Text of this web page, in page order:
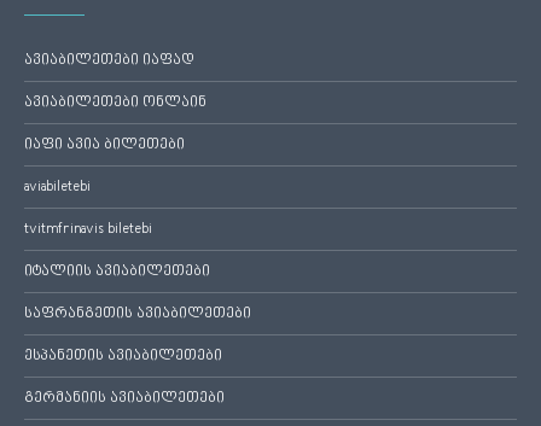
ავიაბილეთები იაფად
ავიაბილეთები ონლაინ
იაფი ავია ბილეთები
aviabiletebi
tvitmfrinavis biletebi
იტალიის ავიაბილეთები
საფრანგეთის ავიაბილეთები
ესპანეთის ავიაბილეთები
გერმანიის ავიაბილეთები